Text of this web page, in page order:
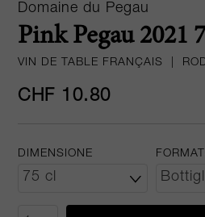
Domaine du Pegau
Pink Pegau 2021
VIN DE TABLE FRANÇAIS
CHF 10.80
DIMENSIONE